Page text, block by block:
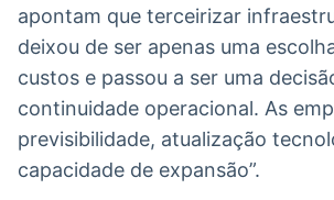
displays e
Broadcast
Curadoria
Curadoria de
Soluções de
apontam que terceirizar
deixou de ser apenas uma
custos e passou a ser uma
continuidade operacional. As
previsibilidade, atualização
capacidade de expansão”.